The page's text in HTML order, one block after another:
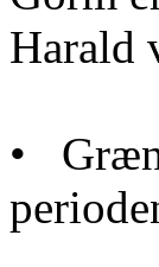
Harald
•